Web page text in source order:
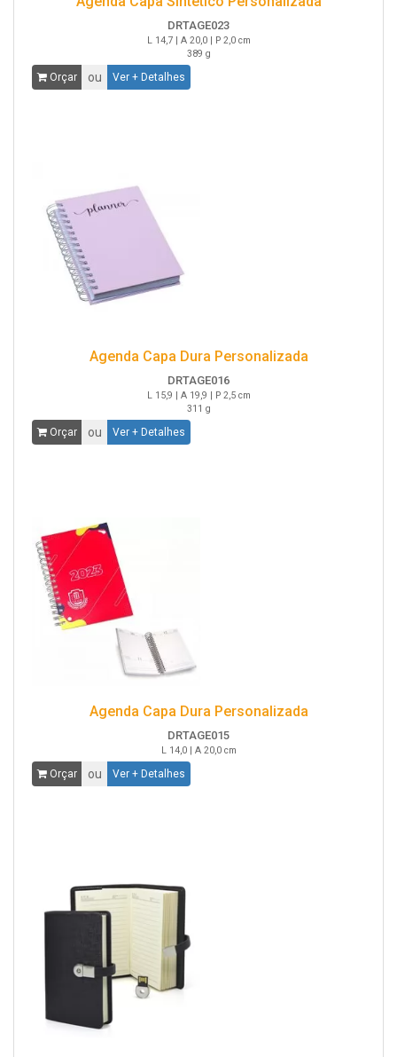
DRTAGE023
L 14,7 | A 20,0 | P 2,0 cm
389 g
Orçar ou Ver + Detalhes
Agenda Capa Dura Personalizada
DRTAGE016
L 15,9 | A 19,9 | P 2,5 cm
311 g
Orçar ou Ver + Detalhes
Agenda Capa Dura Personalizada
DRTAGE015
L 14,0 | A 20,0 cm
Orçar ou Ver + Detalhes